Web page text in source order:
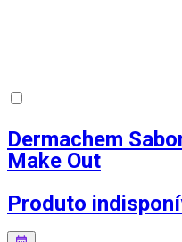
Dermachem
Make Out
Produto